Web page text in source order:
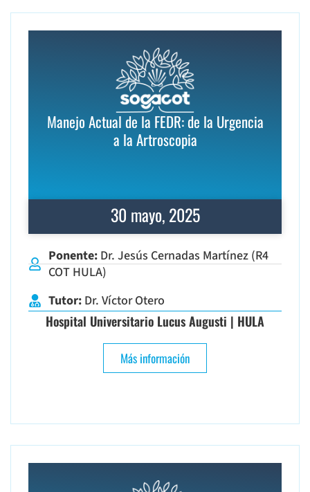
Manejo Actual de la FEDR: de la Urgencia
a la Artroscopia
30 mayo, 2025
Ponente: Dr. Jesús Cernadas Martínez (R4
COT HULA)
Tutor: Dr. Víctor Otero
Hospital Universitario Lucus Augusti | HULA
Más información